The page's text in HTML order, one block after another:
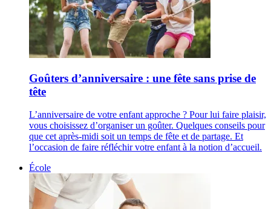
Goûters d’anniversaire : une fête sans prise de
tête
L’anniversaire de votre enfant approche ? Pour lui faire plaisir,
vous choisissez d’organiser un goûter. Quelques conseils pour
que cet après-midi soit un temps de fête et de partage. Et
l’occasion de faire réfléchir votre enfant à la notion d’accueil.
École